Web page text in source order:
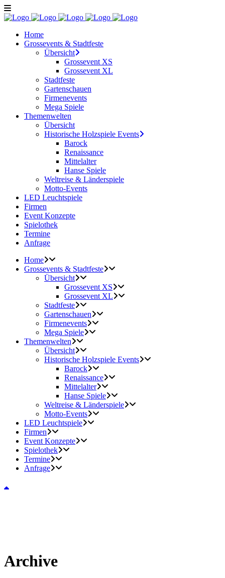
Home
Grossevents & Stadtfeste
Übersicht
Grossevent XS
Grossevent XL
Stadtfeste
Gartenschauen
Firmenevents
Mega Spiele
Themenwelten
Übersicht
Historische Holzspiele Events
Barock
Renaissance
Mittelalter
Hanse Spiele
Weltreise & Länderspiele
Motto-Events
LED Leuchtspiele
Firmen
Event Konzepte
Spielothek
Termine
Anfrage
Home
Grossevents & Stadtfeste
Übersicht
Grossevent XS
Grossevent XL
Stadtfeste
Gartenschauen
Firmenevents
Mega Spiele
Themenwelten
Übersicht
Historische Holzspiele Events
Barock
Renaissance
Mittelalter
Hanse Spiele
Weltreise & Länderspiele
Motto-Events
LED Leuchtspiele
Firmen
Event Konzepte
Spielothek
Termine
Anfrage
Archive